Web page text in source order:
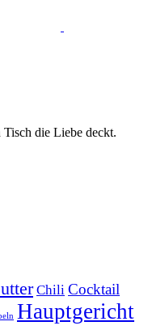
die Liebe deckt.
Chili Cocktail
Hauptgericht